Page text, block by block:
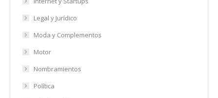
Legal y Jurídico
Moda y Complementos
Motor
Nombramientos
Política